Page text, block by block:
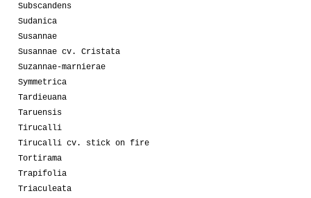
Subscandens
Sudanica
Susannae
Susannae cv. Cristata
Suzannae-marnierae
Symmetrica
Tardieuana
Taruensis
Tirucalli
Tirucalli cv. stick on fire
Tortirama
Trapifolia
Triaculeata